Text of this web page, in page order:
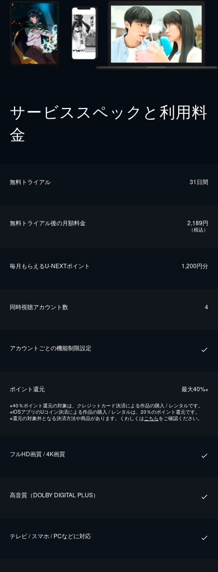
サービススペックと利用料
金
無料トライアル 31日間
無料トライアル後の⽉額料金 2,189円
（税込）
毎⽉もらえるU-NEXTポイント 1,200円分
同時視聴アカウント数 4
アカウントごとの機能制限設定
ポイント還元 最⼤40%※
※40％ポイント還元の対象は、クレジットカード決済による作品の購入 / レンタルです。
※iOSアプリのUコイン決済による作品の購入 / レンタルは、20％のポイント還元です。
※還元の対象外となる決済方法や商品があります。くわしくはこちらをご確認ください。
フルHD画質 / 4K画質
⾼⾳質（DOLBY DIGITAL PLUS）
テレビ / スマホ / PCなどに対応